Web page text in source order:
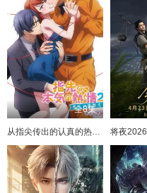
全8集
将夜2026